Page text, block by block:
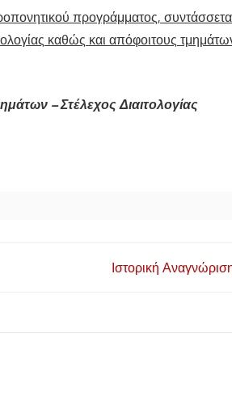
προγράμματος,
καθώς και απόφοιτους
– Στέλεχος Διαιτολογίας
Ιστορική